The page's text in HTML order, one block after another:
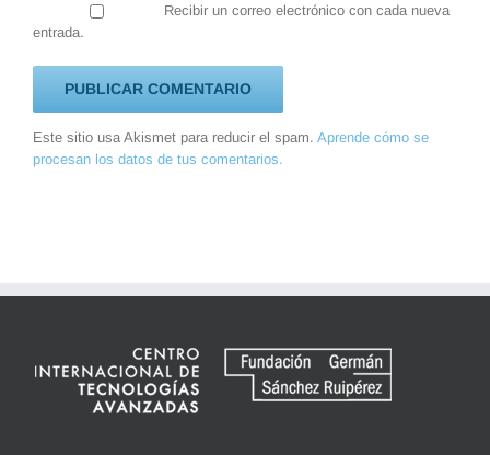
Recibir un correo electrónico con cada nueva
entrada.
Este sitio usa Akismet para reducir el spam. Aprende cómo se
procesan los datos de tus comentarios.